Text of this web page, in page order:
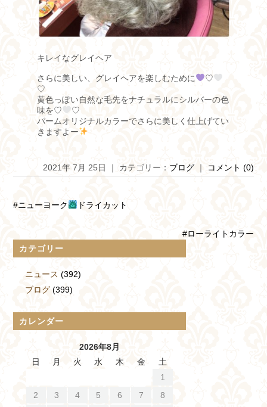
キレイなグレイヘア
さらに美しい、グレイヘアを楽しむために
♡
♡
黄色っぽい自然な毛先をナチュラルにシルバーの色
味を♡
♡
パームオリジナルカラーでさらに美しく仕上げてい
きますよー
2021年 7月 25日 ｜ カテゴリー： ブログ ｜ コメント (0)
#ニューヨーク ドライカット
#ローライトカラー
カテゴリー
ニュース (392)
ブログ(399)
カレンダー
2026年8月
日
月 火 水 木 金
土
1
2
3 4 5 6 7
8